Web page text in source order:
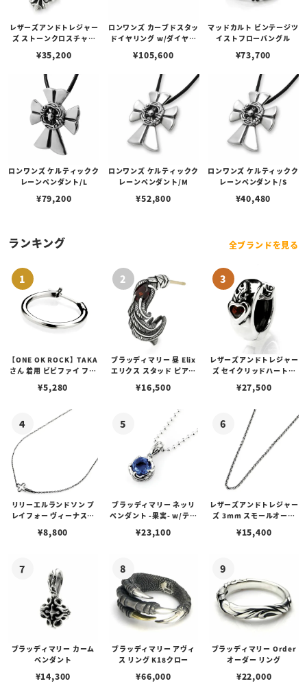
レザーズアンドトレジャー
ズ ストーンクロスチャー
¥35,200
ロンワンズ カーブドスタッ
ドイヤリング w/ダイヤモ
¥105,600
マッドカルト ビンテージツ
イストフローバングル
¥73,700
ロンワンズ ケルティックク
レーンペンダント/L
¥79,200
ロンワンズ ケルティックク
レーンペンダント/M
¥52,800
ロンワンズ ケルティックク
レーンペンダント/S
¥40,480
ランキング 全ブランドを見る
【ONE OK ROCK】TAKA
さん 着用 ビビファイ フー
¥5,280
ブラッディマリー 昼 Elix
エリクス スタッド ピアス
¥16,500
レザーズアンドトレジャー
ズ セイクリッドハートピ
¥27,500
リリーエルランドソン プ
レイフォー ヴィーナスチ
¥8,800
ブラッディマリー ネッリ
ペンダント -果実- w/ティ
¥23,100
レザーズアンドトレジャー
ズ 3mm スモールオーバ
ブスタークラスプ＆LTロ
¥15,400
ブラッディマリー カーム
ペンダント
¥14,300
ブラッディマリー アヴィ
ス リング K18クロー
¥66,000
ブラッディマリー Order
オーダー リング
¥22,000